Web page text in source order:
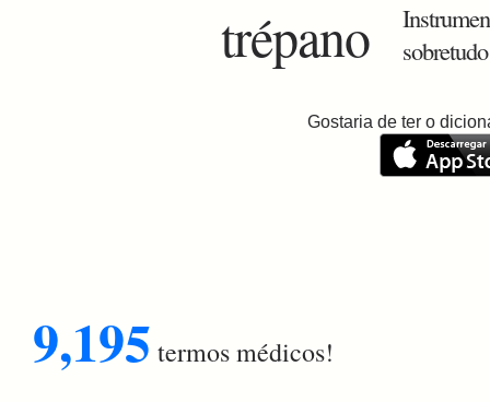
trépano
Gostaria de ter o
9,195 termos médicos!